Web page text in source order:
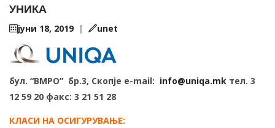
УНИКА
јуни 18, 2019 | unet
бул. “ВМРО” бр.3, Скопје e-mail: info@uniqa.mk тел. 3
12 59 20 факс: 3 21 51 28
КЛАСИ НА ОСИГУРУВАЊЕ: